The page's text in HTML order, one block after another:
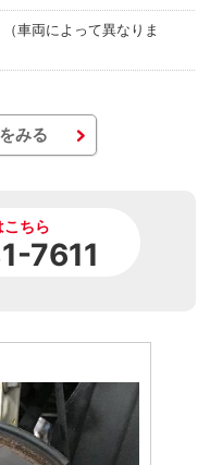
車両によって異なりま
みる
こちら
7611